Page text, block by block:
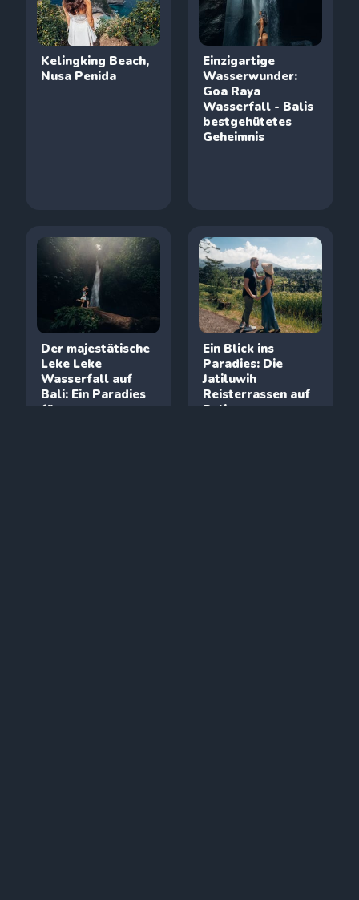
Kelingking Beach,
Nusa Penida
Einzigartige
Wasserwunder:
Goa Raya
Wasserfall - Balis
bestgehütetes
Geheimnis
Der majestätische
Leke Leke
Wasserfall auf
Bali: Ein Paradies
für
Ein Blick ins
Paradies: Die
Jatiluwih
Reisterrassen auf
Bali